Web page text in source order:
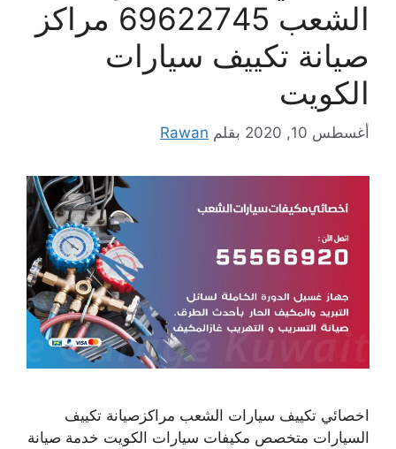
الشعب 69622745 مراكز
صيانة تكييف سيارات
الكويت
أغسطس 10, 2020 بقلم Rawan
اخصائي تكييف سيارات الشعب مراكزصيانة تكييف
السيارات متخصص مكيفات سيارات الكويت خدمة صيانة